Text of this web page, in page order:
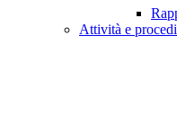
Attività e